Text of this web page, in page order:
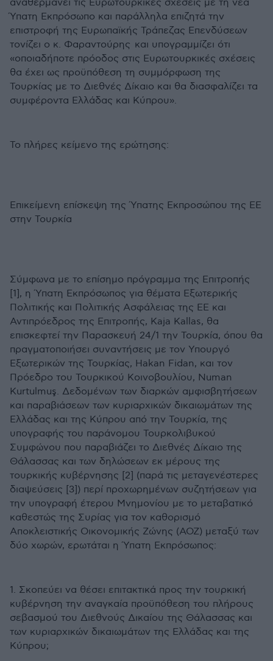
αναθερμάνει τις Ευρωτουρκικές σχέσεις με τη νέα
Ύπατη Εκπρόσωπο και παράλληλα επιζητά την
επιστροφή της Ευρωπαϊκής Τράπεζας Επενδύσεων
τονίζει ο κ. Φαραντούρης και υπογραμμίζει ότι
«οποιαδήποτε πρόοδος στις Ευρωτουρκικές σχέσεις
θα έχει ως προϋπόθεση τη συμμόρφωση της
Τουρκίας με το Διεθνές Δίκαιο και θα διασφαλίζει τα
συμφέροντα Ελλάδας και Κύπρου».
Το πλήρες κείμενο της ερώτησης:
Επικείμενη επίσκεψη της Ύπατης Εκπροσώπου της ΕΕ
στην Τουρκία
Σύμφωνα με το επίσημο πρόγραμμα της Επιτροπής
[1], η Ύπατη Εκπρόσωπος για θέματα Εξωτερικής
Πολιτικής και Πολιτικής Ασφάλειας της EE και
Αντιπρόεδρος της Επιτροπής, Kaja Kallas, θα
επισκεφτεί την Παρασκευή 24/1 την Τουρκία, όπου θα
πραγματοποιήσει συναντήσεις με τον Υπουργό
Εξωτερικών της Τουρκίας, Hakan Fidan, και τον
Πρόεδρο του Τουρκικού Κοινοβουλίου, Numan
Kurtulmuş. Δεδομένων των διαρκών αμφισβητήσεων
και παραβιάσεων των κυριαρχικών δικαιωμάτων της
Ελλάδας και της Κύπρου από την Τουρκία, της
υπογραφής του παράνομου Τουρκολιβυκού
Συμφώνου που παραβιάζει το Διεθνές Δίκαιο της
Θάλασσας και των δηλώσεων εκ μέρους της
τουρκικής κυβέρνησης [2] (παρά τις μεταγενέστερες
διαψεύσεις [3]) περί προχωρημένων συζητήσεων για
την υπογραφή έτερου Μνημονίου με το μεταβατικό
καθεστώς της Συρίας για τον καθορισμό
Αποκλειστικής Οικονομικής Ζώνης (ΑΟΖ) μεταξύ των
δύο χωρών, ερωτάται η Ύπατη Εκπρόσωπος:
1.⁠ ⁠Σκοπεύει να θέσει επιτακτικά προς την τουρκική
κυβέρνηση την αναγκαία προϋπόθεση του πλήρους
σεβασμού του Διεθνούς Δικαίου της Θάλασσας και
των κυριαρχικών δικαιωμάτων της Ελλάδας και της
Κύπρου;